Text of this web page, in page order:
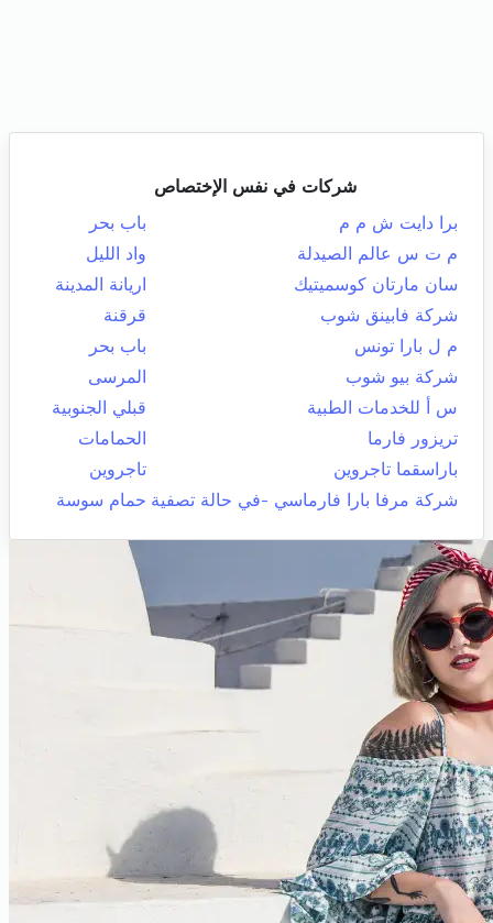
شركات في نفس الإختصاص
برا دايت ش م م
باب بحر
م ت س عالم الصيدلة
واد الليل
سان مارتان كوسميتيك
اريانة المدينة
شركة فابينق شوب
قرقنة
م ل بارا تونس
باب بحر
شركة بيو شوب
المرسى
س أ للخدمات الطبية
قبلي الجنوبية
تريزور فارما
الحمامات
باراسقما تاجروين
تاجروين
شركة مرفا بارا فارماسي -في حالة تصفية حمام سوسة